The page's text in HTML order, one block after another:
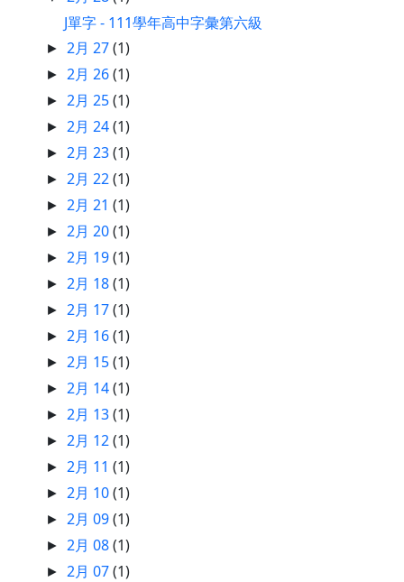
J單字 - 111學年高中字彙第六級
► 2月 27(1)
► 2月 26(1)
► 2月 25(1)
► 2月 24(1)
► 2月 23(1)
► 2月 22(1)
► 2月 21(1)
► 2月 20(1)
► 2月 19(1)
► 2月 18(1)
► 2月 17(1)
► 2月 16(1)
► 2月 15(1)
► 2月 14(1)
► 2月 13(1)
► 2月 12(1)
► 2月 11(1)
► 2月 10(1)
► 2月 09(1)
► 2月 08(1)
► 2月 07(1)